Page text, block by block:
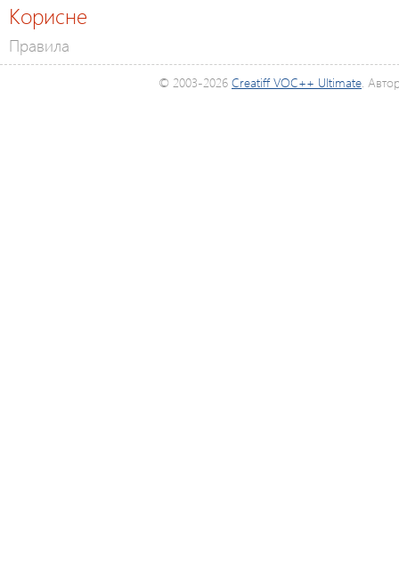
Корисне
Правила
© 2003-2026 Creatiff VOC++ Ultimate.